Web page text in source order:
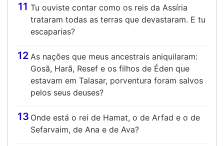
11 Tu ouviste contar como os reis da Assíria
trataram todas as terras que devastaram. E tu
escaparias?
12 As nações que meus ancestrais aniquilaram:
Gosã, Harã, Resef e os filhos de Éden que
estavam em Talasar, porventura foram salvos
pelos seus deuses?
13 Onde está o rei de Hamat, o de Arfad e o de
Sefarvaim, de Ana e de Ava?